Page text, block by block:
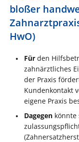
bloßer
HwO)
Für den
zahnärztliches
der Praxis
Kundenkontakt
eigene Praxis
Dagegen könnte